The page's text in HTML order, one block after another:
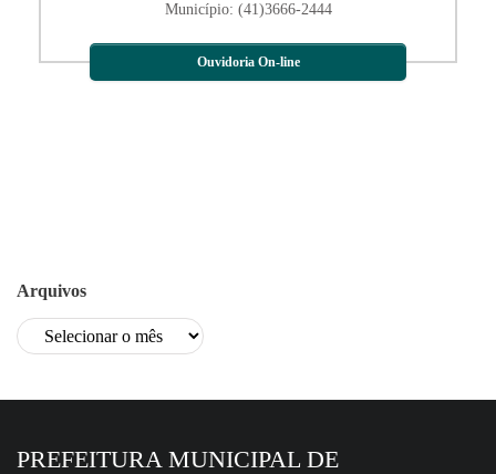
Município: (41)3666-2444
Ouvidoria On-line
Arquivos
PREFEITURA MUNICIPAL DE